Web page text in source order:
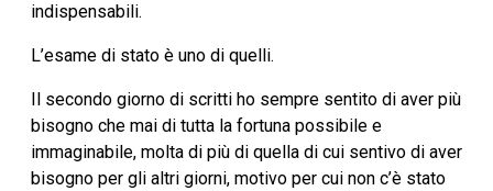
indispensabili.
L’esame di stato è uno di quelli.
Il secondo giorno di scritti ho sempre sentito di aver più
bisogno che mai di tutta la fortuna possibile e
immaginabile, molta di più di quella di cui sentivo di aver
bisogno per gli altri giorni, motivo per cui non c’è stato